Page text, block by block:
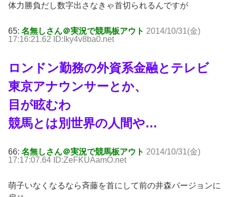
体力勝負だし数字出さなきゃ首切られるんですが
65: 名無しさん＠実況で競馬板アウト 2014/10/31(金)
17:16:21.62 ID:Iky4v8ba0.net
ロンドン勤務の外資系金融とテレビ
東京アナウンサーとか、
目が眩むわ
競馬とは別世界の人間や…
66: 名無しさん＠実況で競馬板アウト 2014/10/31(金)
17:17:07.64 ID:ZeFKUAamO.net
萌子いなくなるなら斉藤を首にして前の井森バージョンに